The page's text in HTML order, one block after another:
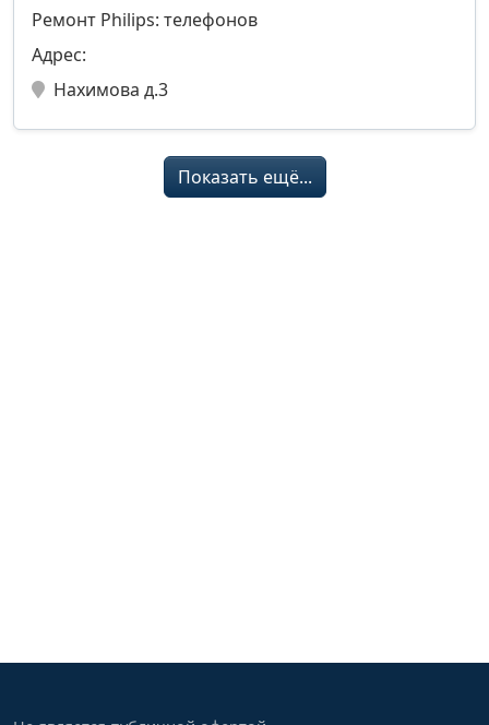
Ремонт Philips: телефонов
Адрес:
Нахимова д.3
Показать ещё...